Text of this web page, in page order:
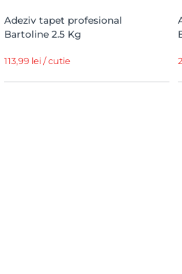
Adeziv tapet profesional
Bartoline 2.5 Kg
113,99 lei / cutie